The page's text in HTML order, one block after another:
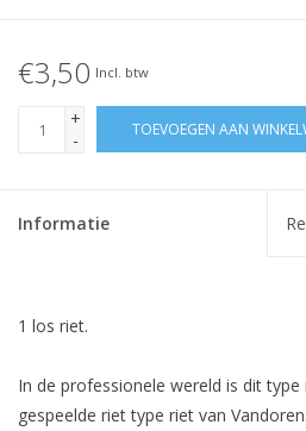
€3,50 Incl. btw
+
-
TOEVOEGEN AAN
Informatie
1 los riet.
In de professionele wereld is dit
gespeelde riet type riet van Vandoren.